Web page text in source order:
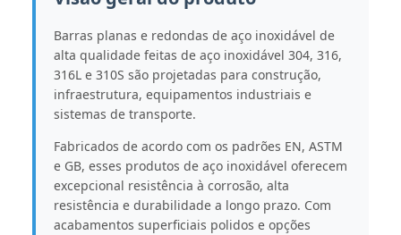
Barras planas e redondas de aço inoxidável de
alta qualidade feitas de aço inoxidável 304, 316,
316L e 310S são projetadas para construção,
infraestrutura, equipamentos industriais e
sistemas de transporte.
Fabricados de acordo com os padrões EN, ASTM
e GB, esses produtos de aço inoxidável oferecem
excepcional resistência à corrosão, alta
resistência e durabilidade a longo prazo. Com
acabamentos superficiais polidos e opções